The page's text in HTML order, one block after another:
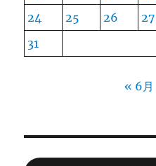
24
25 26 27
31
« 6月